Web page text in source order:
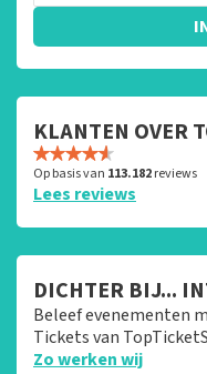
KLANTEN OVER
Op basis van 113.182reviews
Lees reviews
DICHTER BIJ...
Beleef evenementen
Tickets van
Zo werken wij